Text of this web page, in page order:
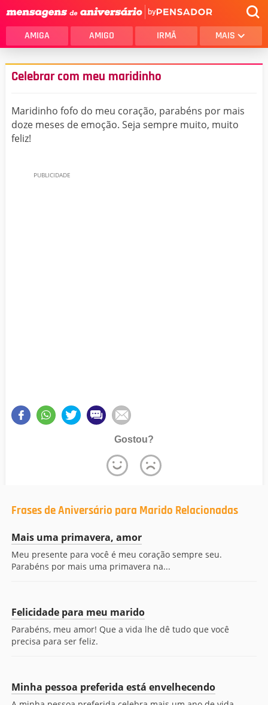
by
AMIGA AMIGO IRMÃ MAIS
Celebrar com meu maridinho
Maridinho fofo do meu coração, parabéns por mais
doze meses de emoção. Seja sempre muito, muito
feliz!
Gostou?
Frases de Aniversário para Marido Relacionadas
Mais uma primavera, amor
Meu presente para você é meu coração sempre seu.
Parabéns por mais uma primavera na...
Felicidade para meu marido
Parabéns, meu amor! Que a vida lhe dê tudo que você
precisa para ser feliz.
Minha pessoa preferida está envelhecendo